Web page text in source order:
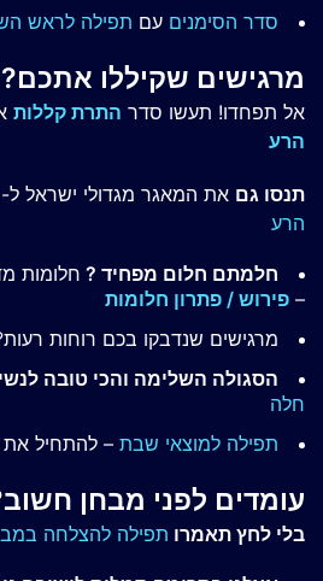
סדר הסימנים עם תפילה לראש
מרגישים שקיללו אתכם?
אל תפחדו! תעשו סדר התרת קללות
הרע
תנסו גם את המאגר מגדולי ישראל ל-
הרע
חלמתם חלום מפחיד ? חלומות
– פירוש / פתרון חלומות
מרגישים שנדבקו בכם רוחות
הסגולה השלימה והכי טובה
חלה
תפילה למוצאי שבת – להתחיל
עומדים לפני מבחן
בלי לחץ תאמרו תפילה להצלחה